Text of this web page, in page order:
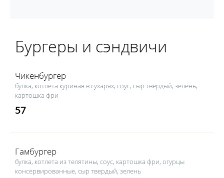
Бургеры и сэндвичи
Чикенбургер
булка, котлета куриная в сухарях, соус, сыр твердый, зелень,
картошка фри
57
Гамбургер
булка, котлета из телятины, соус, картошка фри, огурцы
консервированные, сыр твердый, зелень